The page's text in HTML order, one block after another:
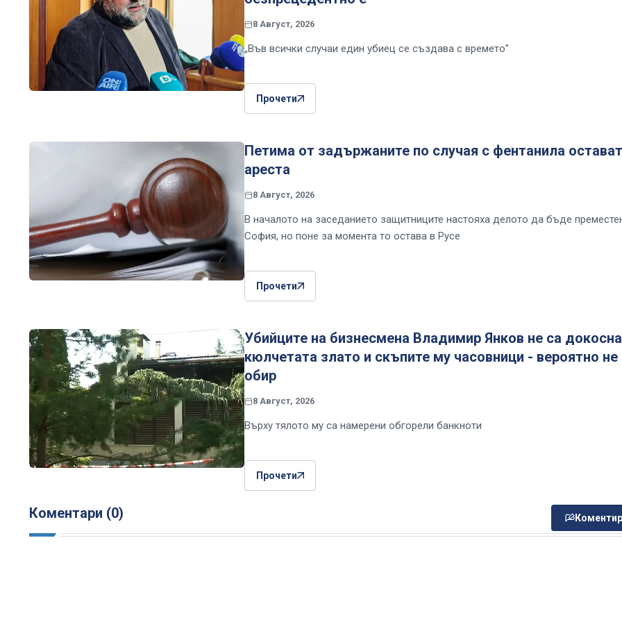
8 Август, 2026
„Във всички случаи един убиец се създава с времето"
Прочети
Петима от задържаните по случая с фентанила
ареста
8 Август, 2026
В началото на заседанието защитниците настояха делото да бъде
София, но поне за момента то остава в Русе
Прочети
Убийците на бизнесмена Владимир Янков не са
кюлчетата злато и скъпите му часовници - вероятно не
обир
8 Август, 2026
Върху тялото му са намерени обгорели банкноти
Прочети
Коментари (0)